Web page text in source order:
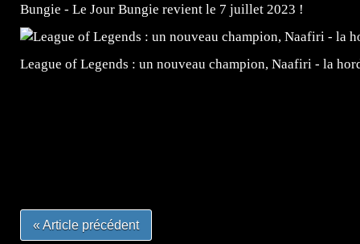
Bungie - Le Jour Bungie revient le 7 juillet 2023 !
League of Legends : un nouveau champion, Naafiri - la
« Article précédent